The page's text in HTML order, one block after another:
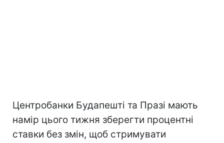
Центробанки Будапешті та Празі мають
намір цього тижня зберегти процентні
ставки без змін, щоб стримувати